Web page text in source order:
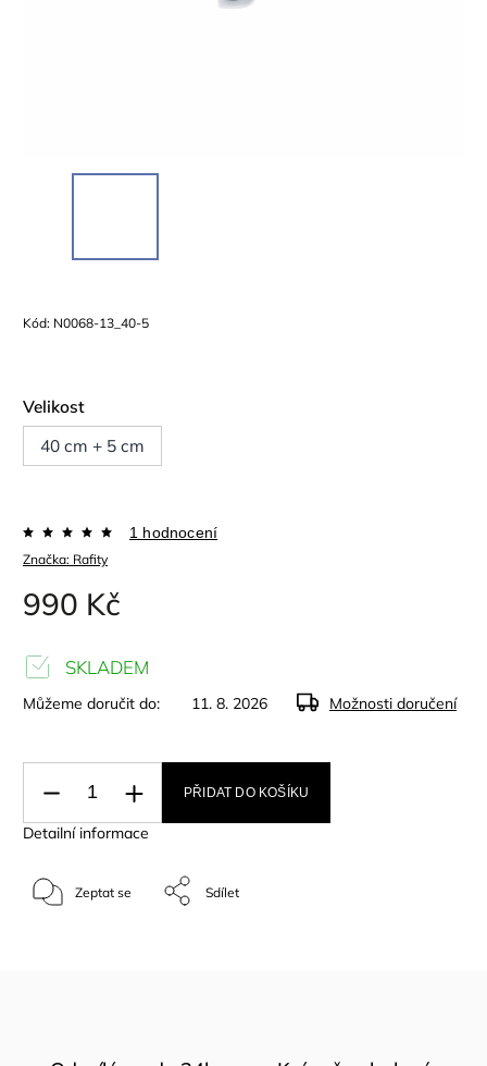
Kód: N0068-13_40-5
Velikost
40 cm + 5 cm
Značka: Rafity
1 hodnocení
990 Kč
SKLADEM
Můžeme doručit do: 11. 8. 2026 Možnosti doručení
PŘIDAT DO KOŠÍKU
Detailní informace
Zeptat se Sdílet